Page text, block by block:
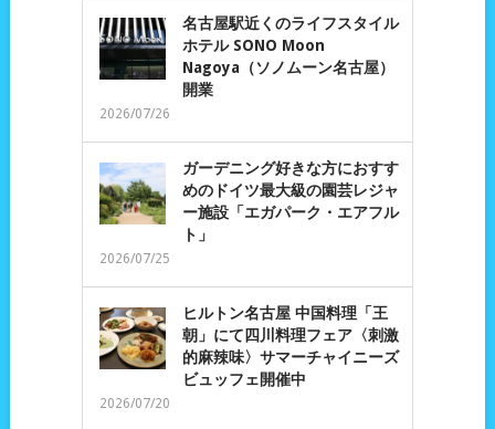
名古屋駅近くのライフスタイル
ホテル SONO Moon
Nagoya（ソノムーン名古屋）
開業
2026/07/26
ガーデニング好きな方におすす
めのドイツ最大級の園芸レジャ
ー施設「エガパーク・エアフル
ト」
2026/07/25
ヒルトン名古屋 中国料理「王
朝」にて四川料理フェア〈刺激
的麻辣味〉サマーチャイニーズ
ビュッフェ開催中
2026/07/20